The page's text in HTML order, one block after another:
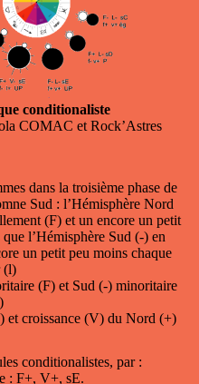
conditionaliste
COMAC et Rock’Astres
dans la troisième phase de
Sud : l’Hémisphère Nord
(F) et un encore un petit
l’Hémisphère Sud (-) en
un petit peu moins chaque
(l)
(F) et Sud (-) minoritaire
et croissance (V) du Nord (+)
conditionalistes, par :
: F+, V+, sE.